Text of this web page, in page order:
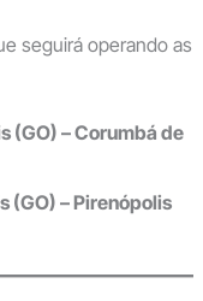
seguirá operando as
(GO) – Corumbá de
(GO) – Pirenópolis